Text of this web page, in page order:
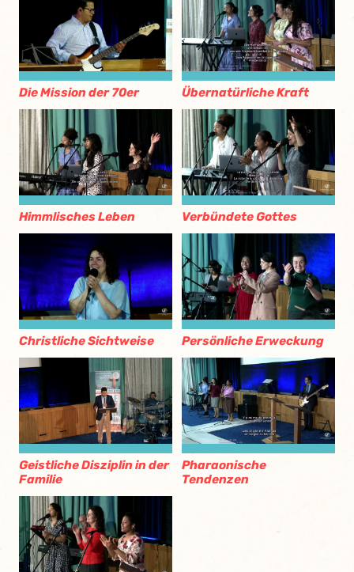
Die Mission der 70er Übernatürliche Kraft
Himmlisches Leben Verbündete Gottes
Christliche Sichtweise Persönliche Erweckung
Geistliche Disziplin in der
Familie
Pharaonische
Tendenzen